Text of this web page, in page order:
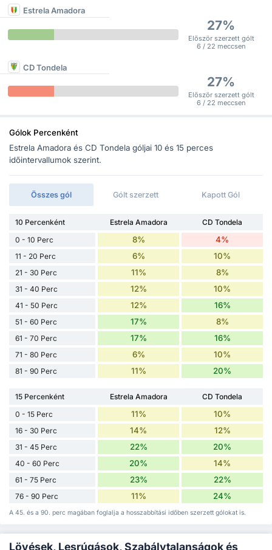
Estrela Amadora
27%
Először szerzett gólt
6 / 22 meccsen
CD Tondela
27%
Először szerzett gólt
6 / 22 meccsen
Gólok Percenként
Estrela Amadora és CD Tondela góljai 10 és 15 perces
időintervallumok szerint.
Összes gól Gólt szerzett Kapott Gól
10 Percenként Estrela Amadora
CD Tondela
0 - 10 Perc
8% 4%
11 - 20 Perc 6% 10%
21 - 30 Perc 11% 8%
31 - 40 Perc 12% 10%
41 - 50 Perc 12% 16%
51 - 60 Perc 17% 8%
61 - 70 Perc 17% 16%
71 - 80 Perc 6% 10%
81 - 90 Perc 11% 20%
15 Percenként Estrela Amadora
CD Tondela
0 - 15 Perc
11% 10%
16 - 30 Perc 14% 12%
31 - 45 Perc 22% 20%
40 - 60 Perc 20% 14%
61 - 75 Perc 23% 22%
76 - 90 Perc 11% 24%
A 45. és a 90. perc magában foglalja a hosszabbítási időben szerzett gólokat is.
Lövések, Lesrúgások, Szabálytalanságok és